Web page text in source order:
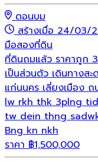
ดอนบม
สร้างเมื่อ 24/03/
มือสองที่ดิน
ที่ดินถมแล้ว ราคาถูก
เป็นส่วนตัว เดินทางส
แก่นนคร เลี่ยงเมือง
lw rkh thk 3plng
tw dein thng
Bng kn nkh
ราคา ฿1,500,000